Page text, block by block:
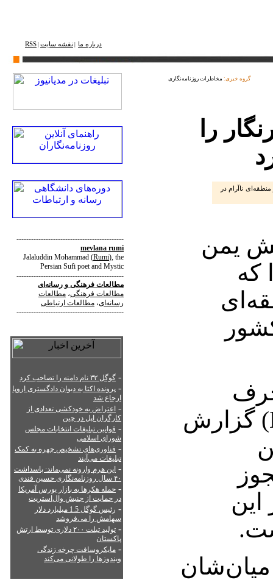
درباره ما نقشه ‌سایت RSS
--------------------------------------------
mevlana rumi
Jalaluddin Mohammad (Rumi), the
Persian Sufi poet and Mystic
--------------------------------------------
مطالعات فرهنگی و رسانه‌ای
مطالعات فرهنگی، مطالعات
رسانه‌ای، مطالعات ارتباطی
--------------------------------------------
- گوگل ۳۲ نام دامنه را تصاحب کرد
- پرونده اکتا به دیوان دادگستری اروپا
ارجاع شد
- اعتراض به خودکشی تعدادی از
کارگران اپل در چین
- قوانین تبلیغات انتخابات مجلس
شورای اسلامی
- فناوری‌های تشخیص چهره به کمک
تبلیغات می‌آیند
- این هرم وارونه نمی‌ماند: پاسداشت
۴۰ سال روزنامه‌نگاری حسین قندی
- حمله هکرها به بازار بورس آمریکا
در حمایت از جنبش وال‌استریت
-
رئیس گوگل 1.5 میلیارد دلار
سهامش را می‌فروشد
-
تولید تبلت ۲۰۰ دلاری توسط ارتش
پاکستان
- مایکروسافت چرخه زندگی
ویندوزها را طولانی می‌کند
گروه خبری: مخاطرات روزنامه‌نگاری
خبرنگار را
در منطقه‌ای ناآرام در
یمن
را که
صوفیان (Harf Sufian) گزارش
این
میان‌شان